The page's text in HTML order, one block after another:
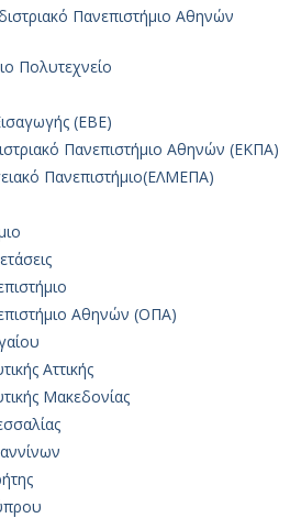
Πανεπιστήμιο Αθηνών
Πολυτεχνείο
(ΕΒΕ)
Πανεπιστήμιο Αθηνών (ΕΚΠΑ)
Πανεπιστήμιο(ΕΛΜΕΠΑ)
Αθηνών (ΟΠΑ)
Αττικής
Μακεδονίας